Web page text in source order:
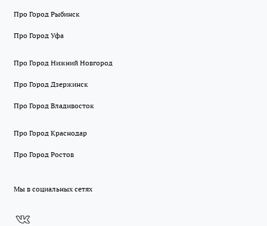
Про Город Рыбинск
Про Город Уфа
Про Город Нижний Новгород
Про Город Дзержинск
Про Город Владивосток
Про Город Краснодар
Про Город Ростов
Мы в социальных сетях